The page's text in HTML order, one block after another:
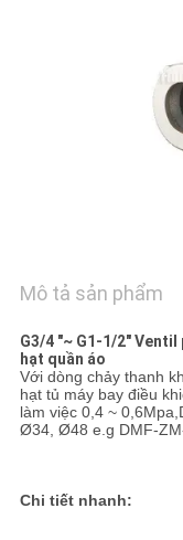
GIÁ
VR
SHOW
SƠ
Mô tả sản phẩm
G3/4 "~ G1-1/2"
hạt quần áo
Với dòng chảy thanh
hạt tủ máy bay điều
làm việc 0,4 ~
Ø34, Ø48 e.g DMF-
Chi tiết nhanh: